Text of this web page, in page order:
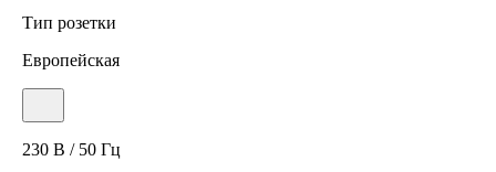
Тип розетки
Европейская
230 В / 50 Гц